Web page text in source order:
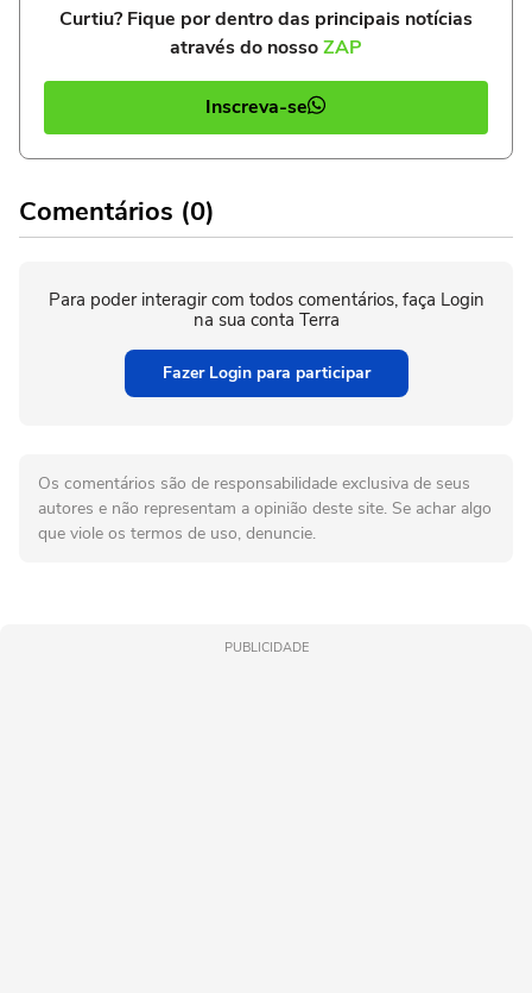
Curtiu? Fique por dentro das principais notícias
através do nossoZAP
Inscreva-se
Comentários (0)
Para poder interagir com todos comentários, faça Login
na sua conta Terra
Fazer Login para participar
Os comentários são de responsabilidade exclusiva de seus
autores e não representam a opinião deste site. Se achar algo
que viole os termos de uso, denuncie.
PUBLICIDADE